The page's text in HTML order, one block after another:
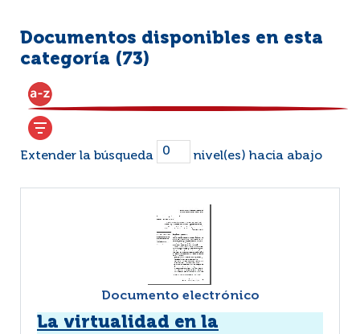
Documentos disponibles en esta
categoría (73)
Extender la búsqueda nivel(es) hacia abajo
Documento electrónico
La virtualidad en la